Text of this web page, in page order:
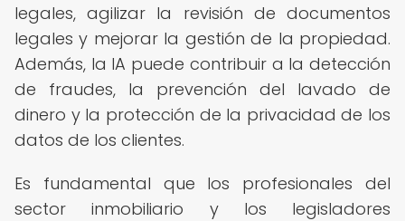
legales, agilizar la revisión de documentos
legales y mejorar la gestión de la propiedad.
Además, la IA puede contribuir a la detección
de fraudes, la prevención del lavado de
dinero y la protección de la privacidad de los
datos de los clientes.
Es fundamental que los profesionales del
sector inmobiliario y los legisladores